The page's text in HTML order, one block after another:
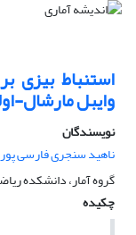
استنباط بیزی
وایبل مارشال-
نویسندگان
ناهید سنجری فارسی پور
گروه آمار، دانشکده
چکیده